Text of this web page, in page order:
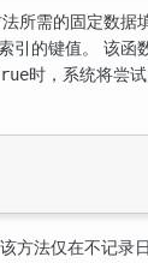
需的固定数据
引的键值。 该
时，系统将尝
方法仅在不记录